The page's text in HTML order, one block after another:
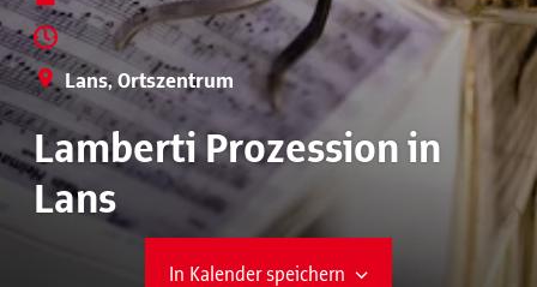
Lans, Ortszentrum
Lamberti Prozession in
Lans
In Kalender speichern